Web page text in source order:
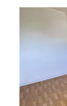
39,80 m
,
Ref : 28411
par mois